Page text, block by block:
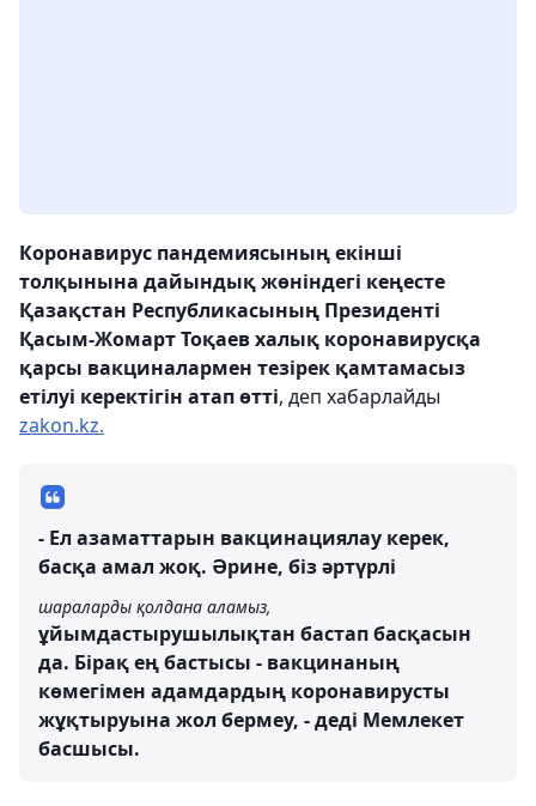
Коронавирус пандемиясының екінші
толқынына дайындық жөніндегі кеңесте
Қазақстан Республикасының Президенті
Қасым-Жомарт Тоқаев халық коронавирусқа
қарсы вакциналармен тезірек қамтамасыз
етілуі керектігін атап өтті, деп хабарлайды
zakon.kz.
- Ел азаматтарын вакцинациялау керек,
басқа амал жоқ. Әрине, біз әртүрлі
шараларды қолдана аламыз,
ұйымдастырушылықтан бастап басқасын
да. Бірақ ең бастысы - вакцинаның
көмегімен адамдардың коронавирусты
жұқтыруына жол бермеу, - деді Мемлекет
басшысы.